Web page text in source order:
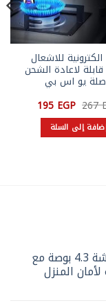
للاشعال
لاعادة الشحن
يو اس بي
السعر
الأصلي
هو:
267 EGP.
195EGP السعر
الحالي
هو: إلى السلة
جرس باب لاسلكي بكاميرا وشاشة 4.3 بوصة مع
المنزل